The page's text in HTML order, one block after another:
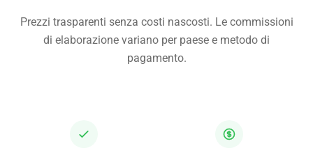
Prezzi trasparenti senza costi nascosti. Le commissioni
di elaborazione variano per paese e metodo di
pagamento.